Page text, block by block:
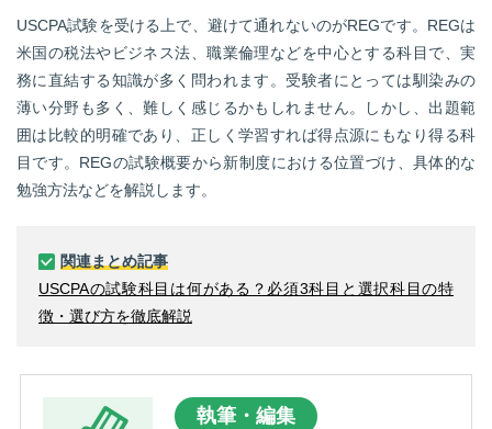
ご利用ガイド
非公開求人とは？
サービス紹介
転職お役立ち情報
USCPA試験を受ける上で、避けて通れないのがREGです。REGは
米国の税法やビジネス法、職業倫理などを中心とする科目で、実
務に直結する知識が多く問われます。受験者にとっては馴染みの
薄い分野も多く、難しく感じるかもしれません。しかし、出題範
囲は比較的明確であり、正しく学習すれば得点源にもなり得る科
目です。REGの試験概要から新制度における位置づけ、具体的な
勉強方法などを解説します。
関連まとめ記事
USCPAの試験科目は何がある？必須3科目と選択科目の特
徴・選び方を徹底解説
執筆・編集